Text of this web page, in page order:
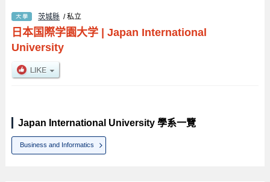
茨城縣 / 私立
日本国際学園大学| Japan International
University
Japan International University 學系一覽
Business and Informatics